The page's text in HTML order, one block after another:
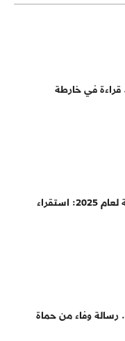
خاصة || الانتخابات العراقية 2025.. قراءة في خارطة
تغطية خاصة || خارطة الانتخابات البرلمانية لعام 2025: استقراء
وفاء من حماة